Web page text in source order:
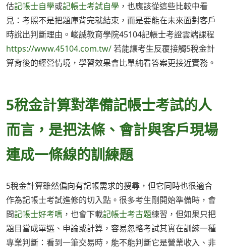
估記帳士自學或記帳士考試自學 ，也應該從這些比較中看
見：考照不是把題庫背完就結束，而是要能在未來面對客戶
時說出判斷理由。峻誠教育學院45104記帳士考證雲端課程
https://www.45104.com.tw/若能讓考生反覆接觸5稅金計
算背後的經營情境，學習效果會比單純看答案更接近實務。
5稅金計算對準備記帳士考試的人
而言，是把法條、會計與客戶現場
連成一條線的訓練題
5稅金計算雖然偏向有記帳需求的搜尋，但它同時也很適合
作為記帳士考試進修的切入點。很多考生剛開始準備時，會
問記帳士好考嗎 ，也會下載記帳士考古題練習，但如果只把
題目當成單選、申論或計算，容易忽略考試其實在訓練一種
專業判斷：看到一筆交易時，能不能判斷它是營業收入、非